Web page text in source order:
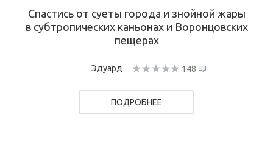
Спастись от суеты города и знойной жары
в субтропических каньонах и Воронцовских
пещерах
Эдуард 148
ПОДРОБНЕЕ